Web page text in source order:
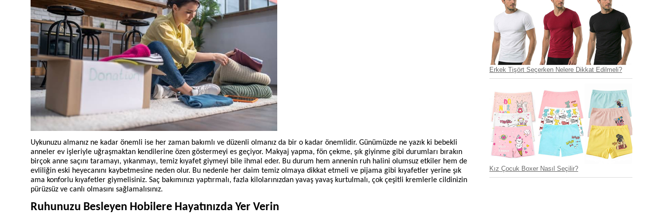
Uykunuzu almanız ne kadar önemli ise her zaman bakımlı ve düzenli olmanız da bir o kadar önemlidir. Günümüzde ne yazık ki bebekli
anneler ev işleriyle uğraşmaktan kendilerine özen göstermeyi es geçiyor. Makyaj yapma, fön çekme, şık giyinme gibi durumları bırakın
birçok anne saçını taramayı, yıkanmayı, temiz kıyafet giymeyi bile ihmal eder. Bu durum hem annenin ruh halini olumsuz etkiler hem de
evliliğin eski heyecanını kaybetmesine neden olur. Bu nedenle her daim temiz olmaya dikkat etmeli ve pijama gibi kıyafetler yerine şık
ama konforlu kıyafetler giymelisiniz. Saç bakımınızı yaptırmalı, fazla kilolarınızdan yavaş yavaş kurtulmalı, çok çeşitli kremlerle cildinizin
pürüzsüz ve canlı olmasını sağlamalısınız.
Ruhunuzu Besleyen Hobilere Hayatınızda Yer Verin
Erkek Tişört Seçerken Nelere Dikkat Edilmeli?
Kız Çocuk Boxer Nasıl Seçilir?